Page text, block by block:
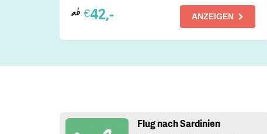
ab €42,- ANZEIGEN
Flug nach Sardinien